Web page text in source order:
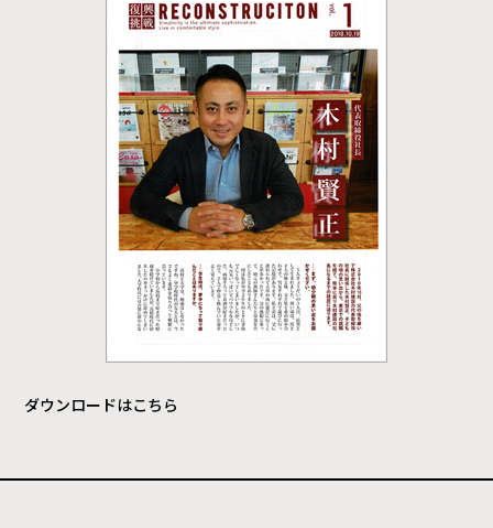
ダウンロードはこちら